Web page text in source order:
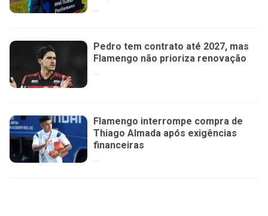
...
Pedro tem contrato até 2027, mas
Flamengo não prioriza renovação
Flamengo interrompe compra de
Thiago Almada após exigências
financeiras
...